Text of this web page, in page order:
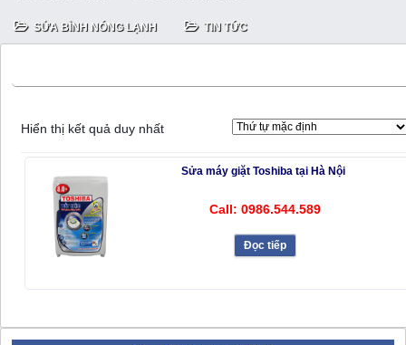
SỬA BÌNH NÓNG LẠNH TIN TỨC
Hiển thị kết quả duy nhất
Sửa máy giặt Toshiba tại Hà Nội
Call: 0986.544.589
Đọc tiếp